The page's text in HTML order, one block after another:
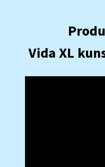
Vida XL